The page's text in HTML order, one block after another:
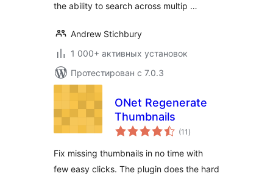
the ability to search across multip …
Andrew Stichbury
1 000+ активных установок
Протестирован с 7.0.3
ONet Regenerate
Thumbnails
(11 общий
рейтинг
)
Fix missing thumbnails in no time with
few easy clicks. The plugin does the hard